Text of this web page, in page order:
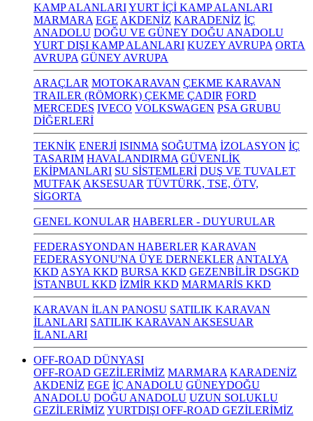
KAMP ALANLARIYURT İÇİ KAMP ALANLARI
MARMARA EGE AKDENİZ KARADENİZ İÇ
ANADOLU DOĞU VE GÜNEY DOĞU ANADOLU
YURT DIŞI KAMP ALANLARI KUZEY AVRUPA ORTA
AVRUPA GÜNEY AVRUPA
ARAÇLAR MOTOKARAVAN ÇEKME KARAVAN
TRAILER (RÖMORK) ÇEKME ÇADIR FORD
MERCEDES IVECO VOLKSWAGEN PSA GRUBU
DİĞERLERİ
TEKNİK ENERJİ ISINMA SOĞUTMA İZOLASYON İÇ
TASARIM HAVALANDIRMA GÜVENLİK
EKİPMANLARI SU SİSTEMLERİ DUŞ VE TUVALET
MUTFAK AKSESUAR TÜVTÜRK, TSE, ÖTV,
SİGORTA
GENEL KONULAR HABERLER - DUYURULAR
FEDERASYONDAN HABERLER KARAVAN
FEDERASYONU'NA ÜYE DERNEKLER ANTALYA
KKD ASYA KKD BURSA KKD GEZENBİLİR DSGKD
İSTANBUL KKD İZMİR KKD MARMARİS KKD
KARAVAN İLAN PANOSU SATILIK KARAVAN
İLANLARI SATILIK KARAVAN AKSESUAR
İLANLARI
OFF-ROAD DÜNYASI
OFF-ROAD GEZİLERİMİZ MARMARA KARADENİZ
AKDENİZ EGE İÇ ANADOLU GÜNEYDOĞU
ANADOLU DOĞU ANADOLU UZUN SOLUKLU
GEZİLERİMİZ YURTDIŞI OFF-ROAD GEZİLERİMİZ